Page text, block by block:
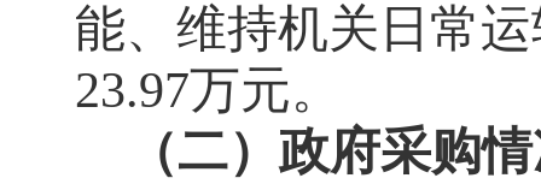
能、维持机关日常
23.97万元。
（二）政府采购